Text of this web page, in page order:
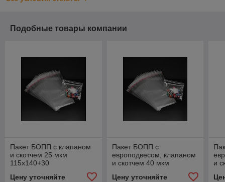
Подобные товары компании
Пакет БОПП с клапаном
и скотчем 25 мкм
115х140+30
Цену уточняйте
Пакет БОПП с
европодвесом, клапаном
и скотчем 40 мкм
Цену уточняйте
и